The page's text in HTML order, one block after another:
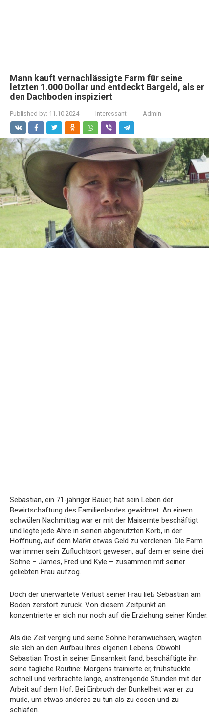
Mann kauft vernachlässigte Farm für seine
letzten 1.000 Dollar und entdeckt Bargeld, als er
den Dachboden inspiziert
Published by: 11.10.2024 Interessant Admin
Sebastian, ein 71-jähriger Bauer, hat sein Leben der
Bewirtschaftung des Familienlandes gewidmet. An einem
schwülen Nachmittag war er mit der Maisernte beschäftigt
und legte jede Ähre in seinen abgenutzten Korb, in der
Hoffnung, auf dem Markt etwas Geld zu verdienen. Die Farm
war immer sein Zufluchtsort gewesen, auf dem er seine drei
Söhne – James, Fred und Kyle – zusammen mit seiner
geliebten Frau aufzog.
Doch der unerwartete Verlust seiner Frau ließ Sebastian am
Boden zerstört zurück. Von diesem Zeitpunkt an
konzentrierte er sich nur noch auf die Erziehung seiner Kinder.
Als die Zeit verging und seine Söhne heranwuchsen, wagten
sie sich an den Aufbau ihres eigenen Lebens. Obwohl
Sebastian Trost in seiner Einsamkeit fand, beschäftigte ihn
seine tägliche Routine: Morgens trainierte er, frühstückte
schnell und verbrachte lange, anstrengende Stunden mit der
Arbeit auf dem Hof. Bei Einbruch der Dunkelheit war er zu
müde, um etwas anderes zu tun als zu essen und zu
schlafen.